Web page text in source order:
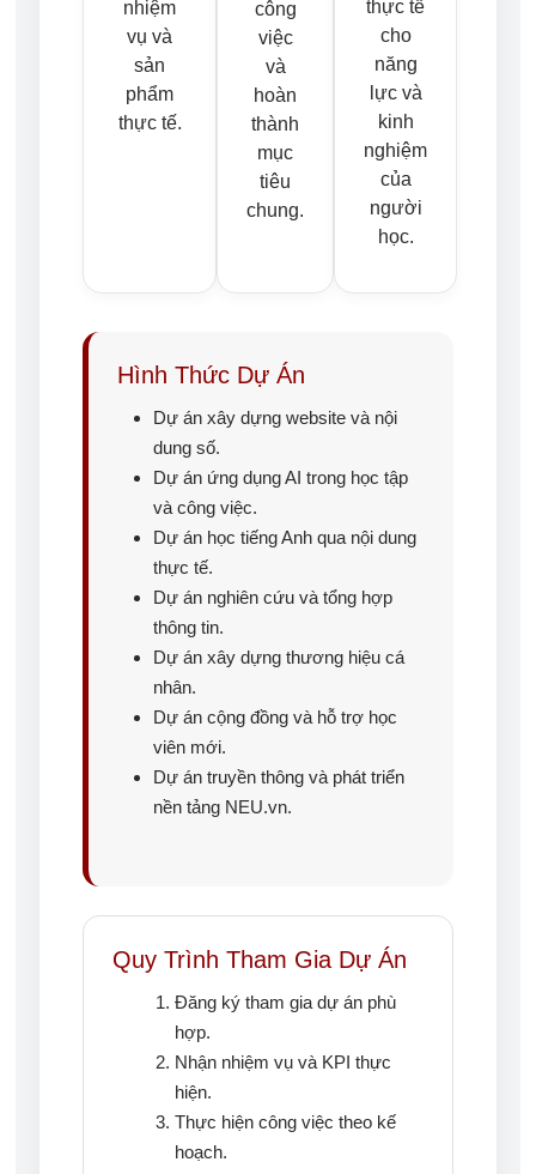
nhiệm
vụ và
sản
phẩm
thực tế.
công
việc
và
hoàn
thành
mục
tiêu
chung.
thực tế
cho
năng
lực và
kinh
nghiệm
của
người
học.
Hình Thức Dự Án
Dự án xây dựng website và nội
dung số.
Dự án ứng dụng AI trong học tập
và công việc.
Dự án học tiếng Anh qua nội dung
thực tế.
Dự án nghiên cứu và tổng hợp
thông tin.
Dự án xây dựng thương hiệu cá
nhân.
Dự án cộng đồng và hỗ trợ học
viên mới.
Dự án truyền thông và phát triển
nền tảng NEU.vn.
Quy Trình Tham Gia Dự Án
Đăng ký tham gia dự án phù
hợp.
Nhận nhiệm vụ và KPI thực
hiện.
Thực hiện công việc theo kế
hoạch.